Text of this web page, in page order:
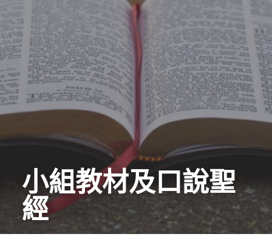
小組教材及口說聖
經